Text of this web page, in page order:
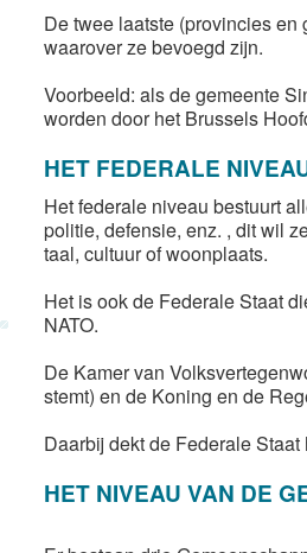
De twee laatste (provincies
waarover ze bevoegd zijn.
Voorbeeld: als de gemeente
worden door het Brussels
HET FEDERALE
Het federale niveau bestuurt
politie, defensie, enz. , dit wil
taal, cultuur of woonplaats.
Het is ook de Federale Staat
NATO.
De Kamer van
stemt) en de Koning en de
Daarbij dekt de Federale
HET NIVEAU VAN DE